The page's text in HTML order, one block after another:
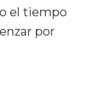
el tiempo
por